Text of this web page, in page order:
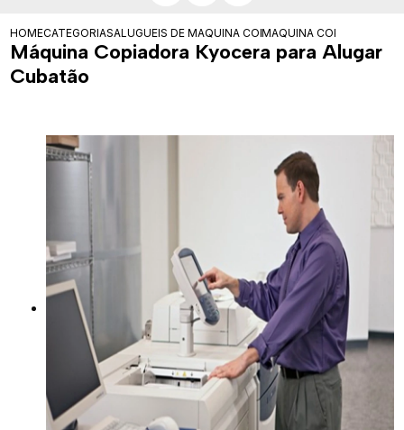
HOMECATEGORIASALUGUEIS DE COPIADORASMAQUINA COPIADORA PARA ALUGAR
MAQUINA COPIADORA
Máquina Copiadora Kyocera para Alugar
Cubatão